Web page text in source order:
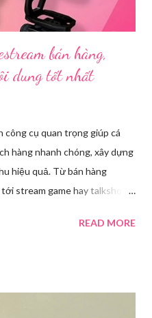
bán hàng,
dung tốt nhất
công cụ quan trọng giúp cá
hàng nhanh chóng, xây dựng
hiệu quả. Từ bán hàng
stream game hay talkshow,
sẽ giới thiệu chi tiết 12 công
gian thực. Để thực hiện
READ MORE